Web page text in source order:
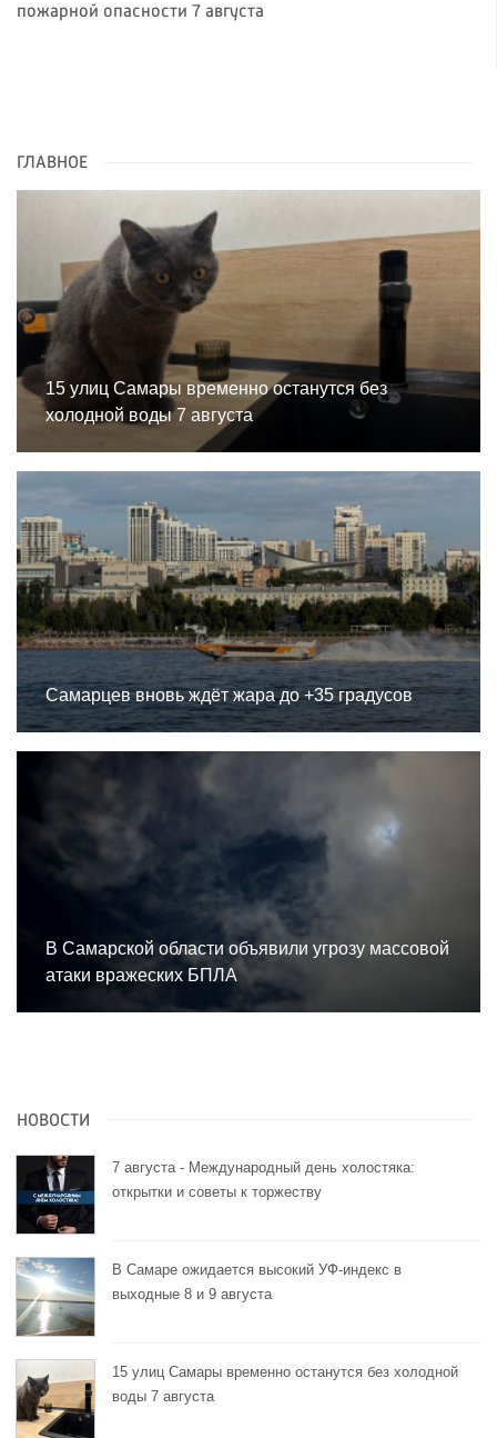
пожарной опасности 7 августа
ГЛАВНОЕ
15 улиц Самары временно останутся без
холодной воды 7 августа
Самарцев вновь ждёт жара до +35 градусов
В Самарской области объявили угрозу массовой
атаки вражеских БПЛА
НОВОСТИ
7 августа - Международный день холостяка:
открытки и советы к торжеству
В Самаре ожидается высокий УФ-индекс в
выходные 8 и 9 августа
15 улиц Самары временно останутся без холодной
воды 7 августа